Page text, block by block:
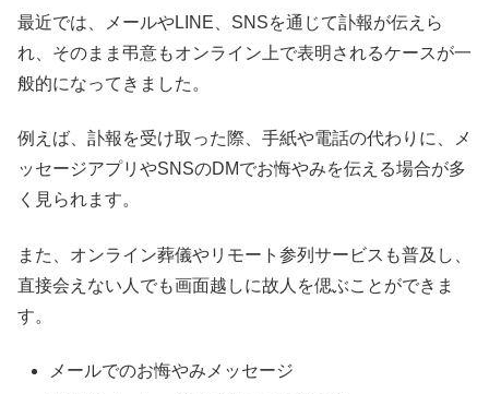
最近では、メールやLINE、SNSを通じて訃報が伝えら
れ、そのまま弔意もオンライン上で表明されるケースが一
般的になってきました。
例えば、訃報を受け取った際、手紙や電話の代わりに、メ
ッセージアプリやSNSのDMでお悔やみを伝える場合が多
く見られます。
また、オンライン葬儀やリモート参列サービスも普及し、
直接会えない人でも画面越しに故人を偲ぶことができま
す。
メールでのお悔やみメッセージ